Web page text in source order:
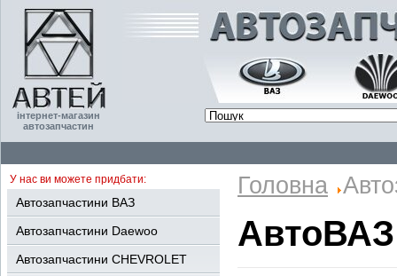
інтернет-магазин
автозапчастин
У нас ви можете придбати:
Автозапчастини ВАЗ
Автозапчастини Daewoo
Автозапчастини CHEVROLET
Головна
АвтоВАЗ